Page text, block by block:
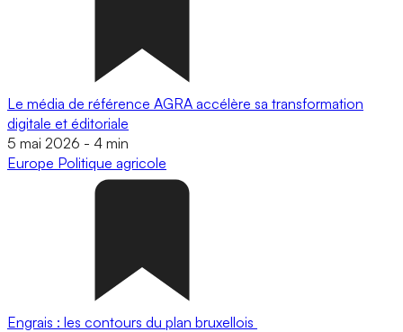
Le média de référence AGRA accélère sa transformation
digitale et éditoriale
5 mai 2026 - 4 min
Europe Politique agricole
Engrais : les contours du plan bruxellois